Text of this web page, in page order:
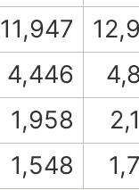
11,947
4,446
1,958
1,548